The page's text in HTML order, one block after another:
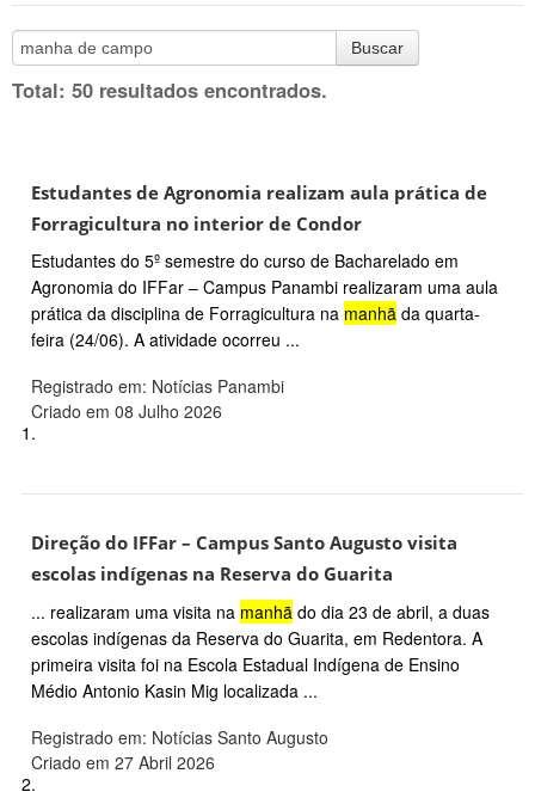
Buscar
Total: 50 resultados encontrados.
Estudantes de Agronomia realizam aula prática de
Forragicultura no interior de Condor
Estudantes do 5º semestre do curso de Bacharelado em
Agronomia do IFFar – Campus Panambi realizaram uma aula
prática da disciplina de Forragicultura na manhã da quarta-
feira (24/06). A atividade ocorreu ...
Registrado em: Notícias Panambi
Criado em 08 Julho 2026
1.
Direção do IFFar – Campus Santo Augusto visita
escolas indígenas na Reserva do Guarita
... realizaram uma visita na manhã do dia 23 de abril, a duas
escolas indígenas da Reserva do Guarita, em Redentora. A
primeira visita foi na Escola Estadual Indígena de Ensino
Médio Antonio Kasin Mig localizada ...
Registrado em: Notícias Santo Augusto
Criado em 27 Abril 2026
2.